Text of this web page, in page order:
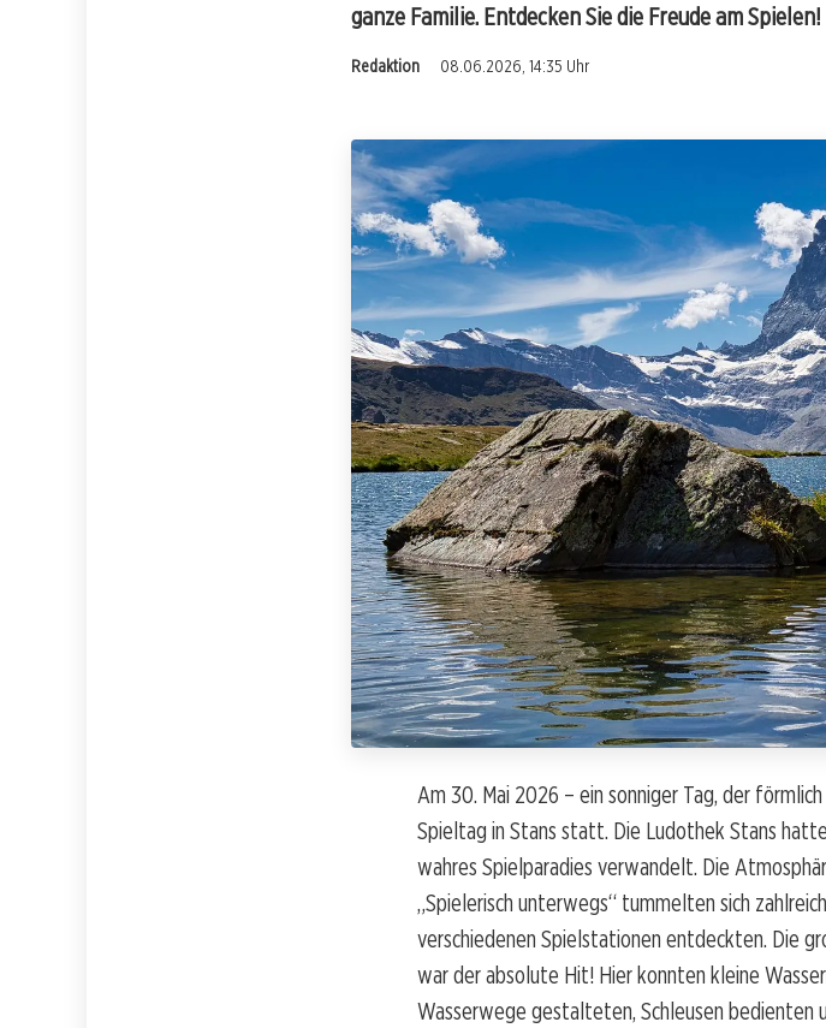
ganze Familie. Entdecken Sie die Freude am Spielen!
Redaktion 08.06.2026, 14:35 Uhr
Am 30. Mai 2026 – ein sonniger Tag, der
Spieltag in Stans statt. Die Ludothek Stans
wahres Spielparadies verwandelt. Die
„Spielerisch unterwegs“ tummelten sich
verschiedenen Spielstationen entdeckten. Die
war der absolute Hit! Hier konnten kleine
Wasserwege gestalteten, Schleusen bedienten